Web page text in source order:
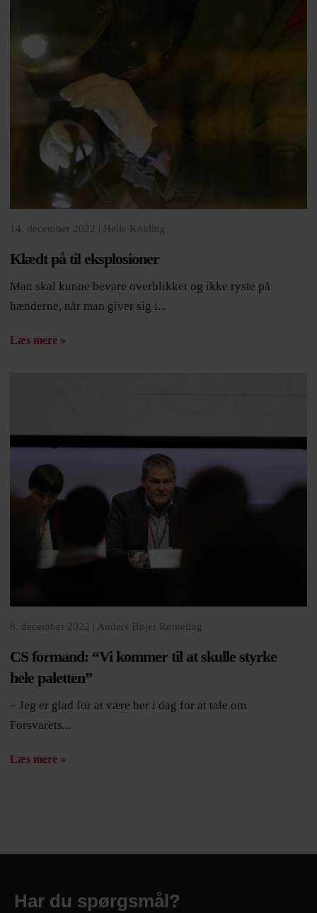
14. december 2022 | Helle Kolding
Klædt på til eksplosioner
Man skal kunne bevare overblikket og ikke ryste på
hænderne, når man giver sig i...
Læs mere »
8. december 2022 | Anders Højer Rømeling
CS formand: “Vi kommer til at skulle styrke
hele paletten”
– Jeg er glad for at være her i dag for at tale om
Forsvarets...
Læs mere »
Har du spørgsmål?